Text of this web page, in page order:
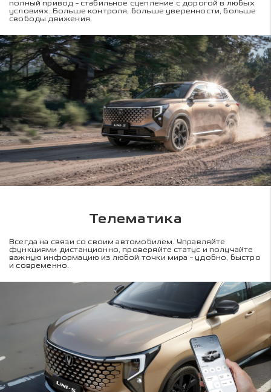
полный привод - стабильное сцепление с дорогой в любых
условиях. Больше контроля, больше уверенности, больше
свободы движения.
Телематика
Всегда на связи со своим автомобилем. Управляйте
функциями дистанционно, проверяйте статус и получайте
важную информацию из любой точки мира - удобно, быстро
и современно.